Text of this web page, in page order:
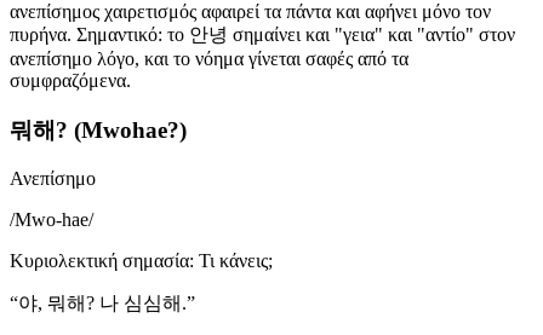
ανεπίσημος χαιρετισμός αφαιρεί τα πάντα και αφήνει μόνο τον
πυρήνα. Σημαντικό: το 안녕 σημαίνει και "γεια" και "αντίο" στον
ανεπίσημο λόγο, και το νόημα γίνεται σαφές από τα
συμφραζόμενα.
뭐해? (Mwohae?)
Ανεπίσημο
/Mwo-hae/
Κυριολεκτική σημασία: Τι κάνεις;
“야, 뭐해? 나 심심해.”